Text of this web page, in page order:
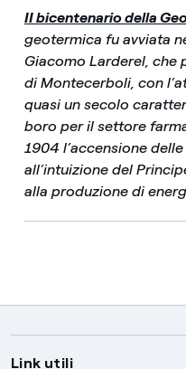
II bicentenario della
geotermica fu avviata
Giacomo Larderel, che
di Montecerboli, con
quasi un secolo
boro per il settore
1904 l’accensione
all’intuizione del
alla produzione di
Link utili